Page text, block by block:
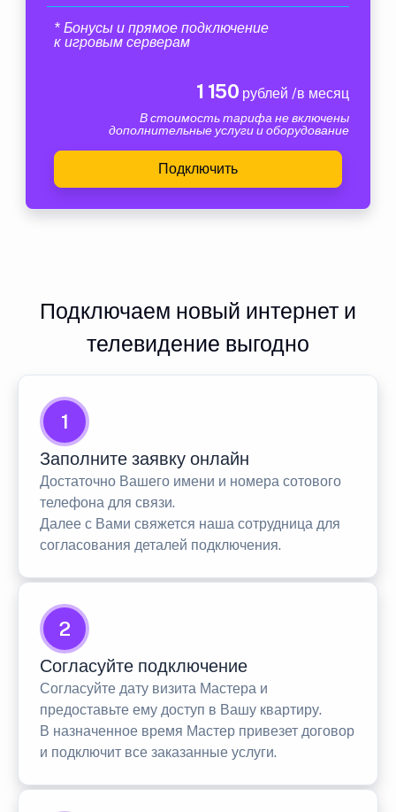
* Бонусы и прямое подключение
к игровым серверам
1 150 рублей /в месяц
В стоимость тарифа не включены
дополнительные услуги и оборудование
Подключить
Подключаем новый интернет и
телевидение выгодно
1
Заполните заявку онлайн
Достаточно Вашего имени и номера сотового
телефона для связи.
Далее с Вами свяжется наша сотрудница для
согласования деталей подключения.
2
Согласуйте подключение
Согласуйте дату визита Мастера и
предоставьте ему доступ в Вашу квартиру.
В назначенное время Мастер привезет договор
и подключит все заказанные услуги.